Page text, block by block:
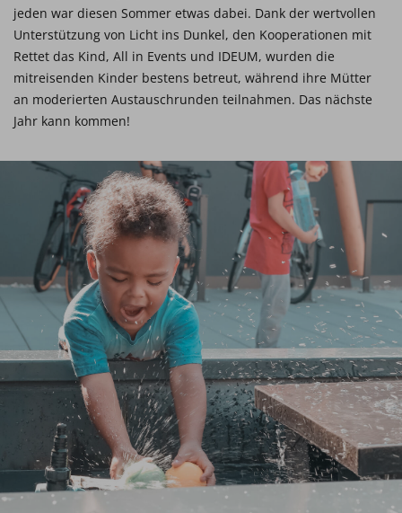
jeden war diesen Sommer etwas dabei. Dank der wertvollen
Unterstützung von Licht ins Dunkel, den Kooperationen mit
Rettet das Kind, All in Events und IDEUM, wurden die
mitreisenden Kinder bestens betreut, während ihre Mütter
an moderierten Austauschrunden teilnahmen. Das nächste
Jahr kann kommen!